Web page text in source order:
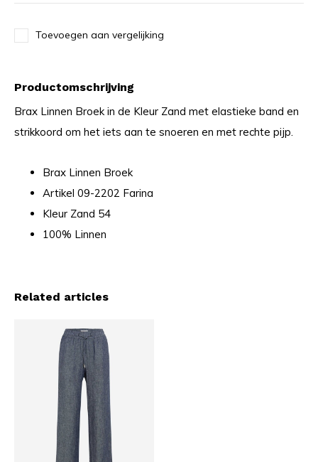
Toevoegen aan vergelijking
Productomschrijving
Brax Linnen Broek in de Kleur Zand met elastieke band en
strikkoord om het iets aan te snoeren en met rechte pijp.
Brax Linnen Broek
Artikel 09-2202 Farina
Kleur Zand 54
100% Linnen
Related articles